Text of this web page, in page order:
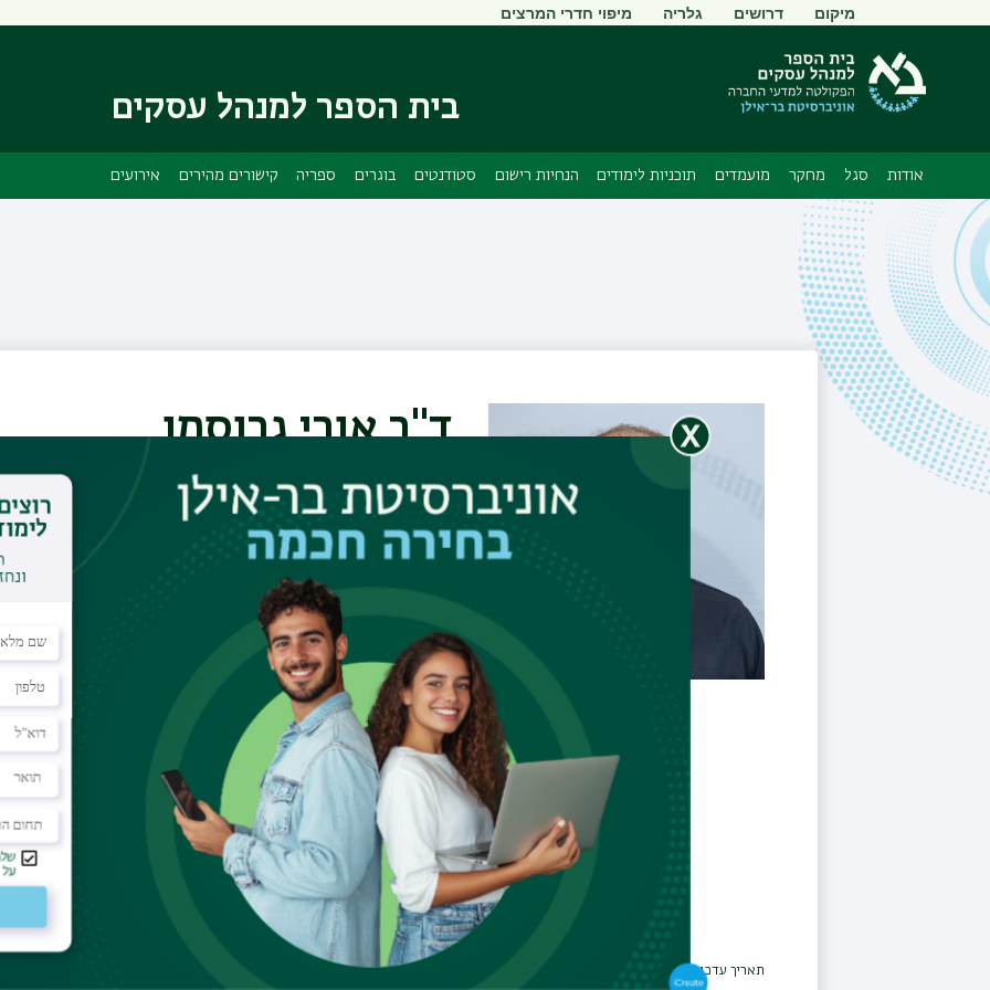
ראשי
תפריט
משני
מיקום דרושים גלריה מיפוי חדרי המרצים
בית הספר למנהל עסקים
אודות סגל מחקר מועמדים תוכניות לימודים הנחיות רישום סטודנטים בוגרים ספריה קישורים מהירים אירועים
ד"ר אורי גרוסמן
טלפון 03-5318912
פקס 03-7384040
משרד בנין 504, חדר 316
אתר אישי mba.biu.ac.il/en/grossman
תחומי מחקר
Marketing and Business Development
תאריך עדכון אחרון : 03/06/2026